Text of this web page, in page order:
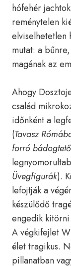
hófehér
reménytelen
elviselhetetlen
mutat: a
magának az
Ahogy
család
időnként a
(Tavasz
forró
Üvegfigurák).
lefojtják a
készülődő
engedik
A végkifejlet
élet tragikus.
pillanatban